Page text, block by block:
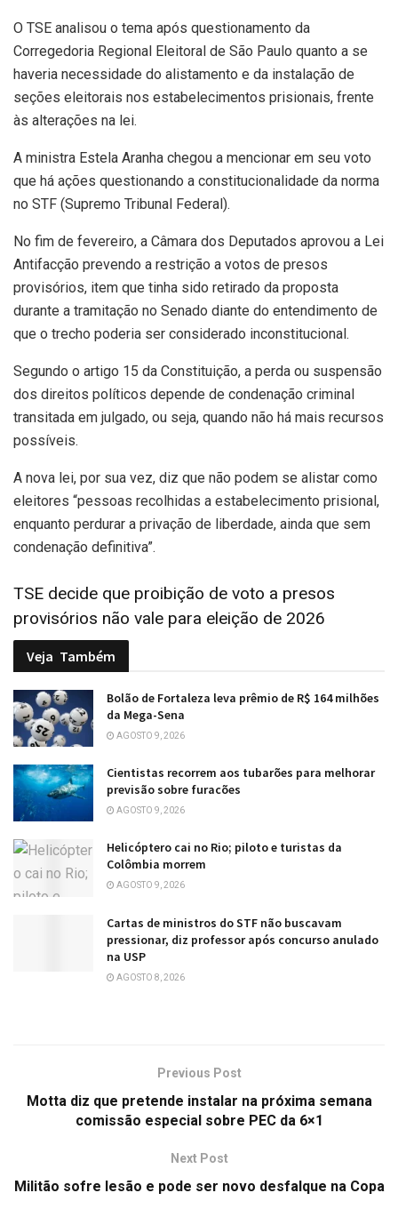
O TSE analisou o tema após questionamento da
Corregedoria Regional Eleitoral de São Paulo quanto a se
haveria necessidade do alistamento e da instalação de
seções eleitorais nos estabelecimentos prisionais, frente
às alterações na lei.
A ministra Estela Aranha chegou a mencionar em seu voto
que há ações questionando a constitucionalidade da norma
no STF (Supremo Tribunal Federal).
No fim de fevereiro, a Câmara dos Deputados aprovou a Lei
Antifacção prevendo a restrição a votos de presos
provisórios, item que tinha sido retirado da proposta
durante a tramitação no Senado diante do entendimento de
que o trecho poderia ser considerado inconstitucional.
Segundo o artigo 15 da Constituição, a perda ou suspensão
dos direitos políticos depende de condenação criminal
transitada em julgado, ou seja, quando não há mais recursos
possíveis.
A nova lei, por sua vez, diz que não podem se alistar como
eleitores “pessoas recolhidas a estabelecimento prisional,
enquanto perdurar a privação de liberdade, ainda que sem
condenação definitiva”.
TSE decide que proibição de voto a presos
provisórios não vale para eleição de 2026
Veja Também
Bolão de Fortaleza leva prêmio de R$ 164 milhões
da Mega-Sena
AGOSTO 9, 2026
Cientistas recorrem aos tubarões para melhorar
previsão sobre furacões
AGOSTO 9, 2026
Helicóptero cai no Rio; piloto e turistas da
Colômbia morrem
AGOSTO 9, 2026
Cartas de ministros do STF não buscavam
pressionar, diz professor após concurso anulado
na USP
AGOSTO 8, 2026
Previous Post
Motta diz que pretende instalar na próxima semana
comissão especial sobre PEC da 6×1
Next Post
Militão sofre lesão e pode ser novo desfalque na Copa